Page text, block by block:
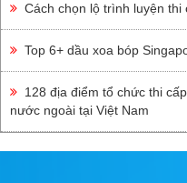
Cách chọn lộ trình luyện
Top 6+ dầu xoa bóp
128 địa điểm tổ chức thi
nước ngoài tại Việt Nam